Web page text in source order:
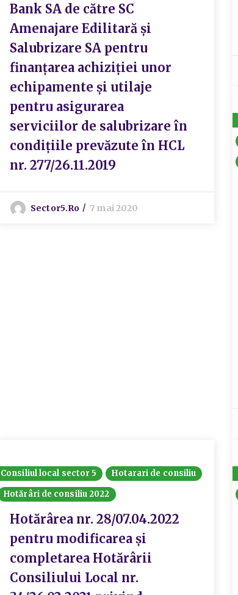
Bank SA de către SC
Amenajare Edilitară și
Salubrizare SA pentru
finanțarea achiziției unor
echipamente și utilaje
pentru asigurarea
serviciilor de salubrizare în
condițiile prevăzute în HCL
nr. 277/26.11.2019
Sector5.ro 7 mai 2020
Consiliul local sector 5
Hotarari de consiliu
Hotărâri de consiliu 2022
Hotărârea nr. 28/07.04.2022
pentru modificarea și
completarea Hotărârii
Consiliului Local nr.